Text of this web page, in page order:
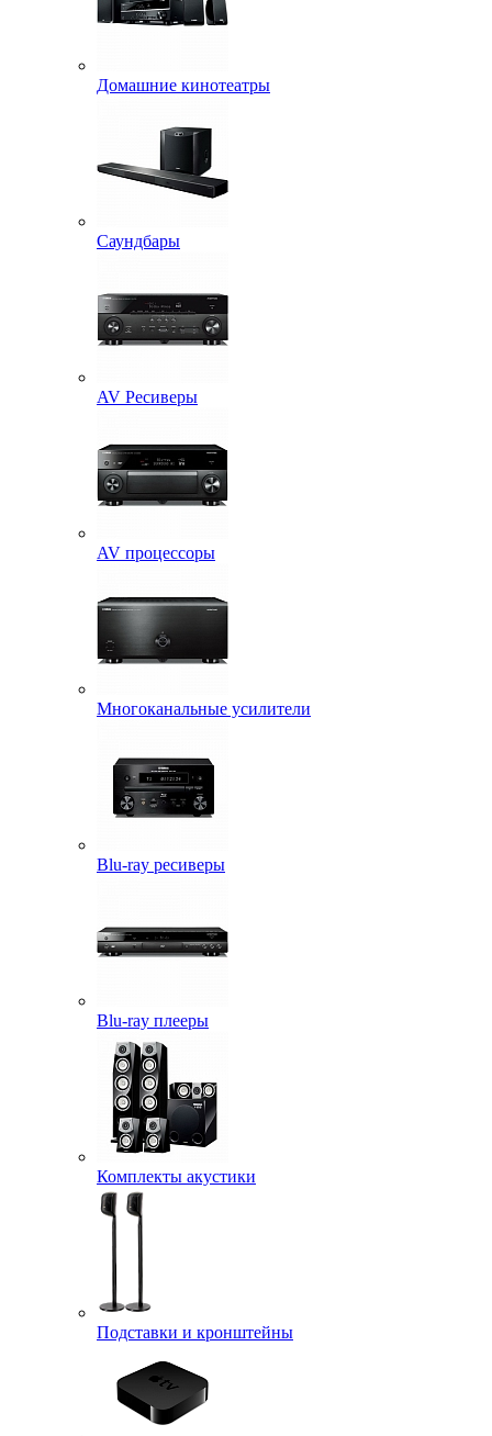
Домашние кинотеатры
Саундбары
AV Ресиверы
AV процессоры
Многоканальные усилители
Blu-ray ресиверы
Blu-ray плееры
Комплекты акустики
Подставки и кронштейны